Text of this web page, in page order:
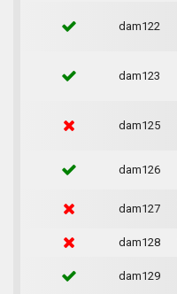
dam122
dam123
dam125
dam126
dam127
dam128
dam129